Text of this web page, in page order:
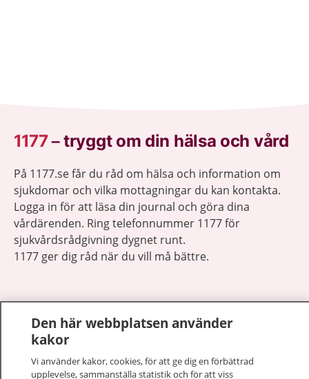
1177–tryggt om din hälsa och vård
På 1177.se får du råd om hälsa och information om
sjukdomar och vilka mottagningar du kan kontakta.
Logga in för att läsa din journal och göra dina
vårdärenden. Ring telefonnummer 1177 för
sjukvårdsrådgivning dygnet runt.
1177 ger dig råd när du vill må bättre.
1177 på flera språk
Den här webbplatsen använder
kakor
Vi använder kakor, cookies, för att ge dig en förbättrad
upplevelse, sammanställa statistik och för att viss